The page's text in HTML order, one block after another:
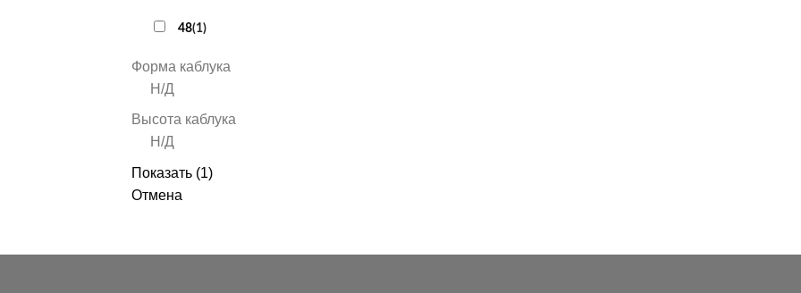
48(1)
Форма каблука
Н/Д
Высота каблука
Н/Д
Показать (1)
Отмена